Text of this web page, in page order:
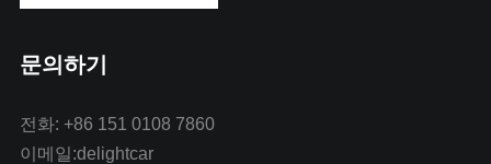
문의하기
전화: +86 151 0108 7860
이메일:delightcar